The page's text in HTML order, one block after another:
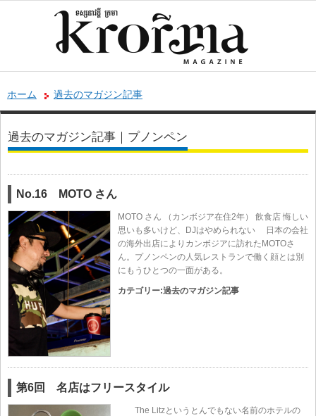
ホーム 過去のマガジン記事
過去のマガジン記事｜プノンペン
No.16 MOTO さん
MOTO さん （カンボジア在住2年） 飲食店 悔しい
思いも多いけど、DJはやめられない 日本の会社
の海外出店によりカンボジアに訪れたMOTOさ
ん。プノンペンの人気レストランで働く顔とは別
にもうひとつの一面がある。
カテゴリー:過去のマガジン記事
第6回 名店はフリースタイル
The Litzというとんでもない名前のホテルの